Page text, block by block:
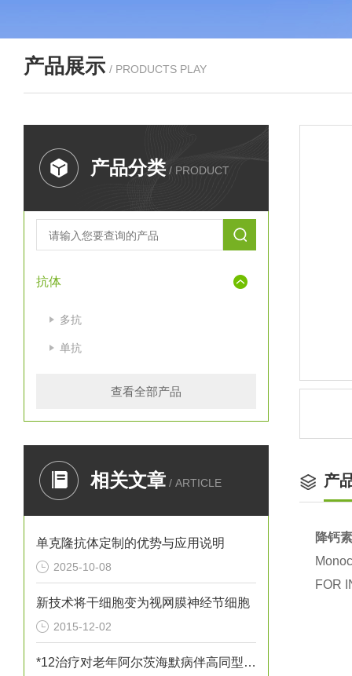
产品展示 / PRODUCTS PLAY
产品分类 / PRODUCT
抗体
多抗
单抗
查看全部产品
相关文章 / ARTICLE
单克隆抗体定制的优势与应用说明
2025-10-08
新技术将干细胞变为视网膜神经节细胞
2015-12-02
*12治疗对老年阿尔茨海默病伴高同型半胱胺酸血症患者血清炎性因子
产
降钙
FOR